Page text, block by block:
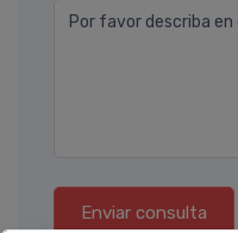
Por favor describa
Enviar consulta